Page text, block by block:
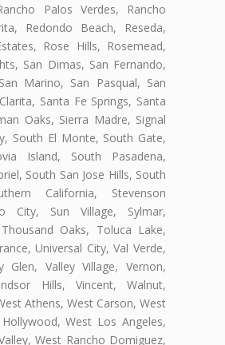
Palos Verdes, Rancho
Redondo Beach, Reseda,
Rose Hills, Rosemead,
San Dimas, San Fernando,
Marino, San Pasqual, San
Santa Fe Springs, Santa
Oaks, Sierra Madre, Signal
South El Monte, South Gate,
Island, South Pasadena,
South San Jose Hills, South
California, Stevenson
City, Sun Village, Sylmar,
Oaks, Toluca Lake,
Universal City, Val Verde,
Glen, Valley Village, Vernon,
Hills, Vincent, Walnut,
Athens, West Carson, West
West Los Angeles,
West Rancho Domiguez,